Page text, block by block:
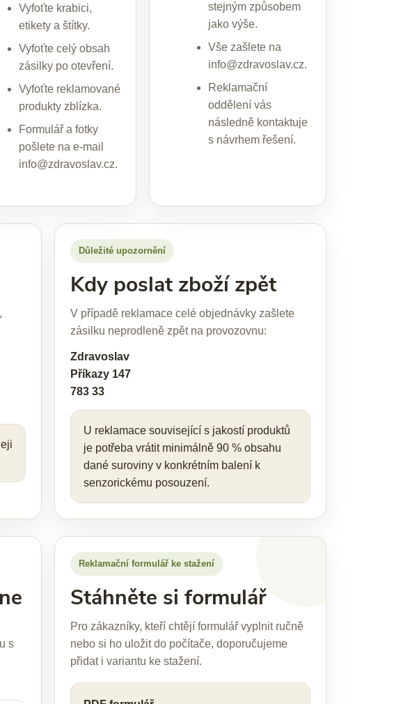
Vyfoťte krabici,
etikety a štítky.
Vyfoťte celý obsah
zásilky po otevření.
Vyfoťte reklamované
produkty zblízka.
Formulář a fotky
pošlete na e-mail
info@zdravoslav.cz.
stejným způsobem
jako výše.
Vše zašlete na
info@zdravoslav.cz.
Reklamační
oddělení vás
následně kontaktuje
s návrhem řešení.
Důležité upozornění
Kdy poslat zboží zpět
V případě reklamace celé objednávky zašlete
zásilku neprodleně zpět na provozovnu:
Zdravoslav
Příkazy 147
783 33
U reklamace související s jakostí produktů
je potřeba vrátit minimálně 90 % obsahu
dané suroviny v konkrétním balení k
senzorickému posouzení.
s
Reklamační formulář ke stažení
Stáhněte si formulář
Pro zákazníky, kteří chtějí formulář vyplnit ručně
nebo si ho uložit do počítače, doporučujeme
přidat i variantu ke stažení.